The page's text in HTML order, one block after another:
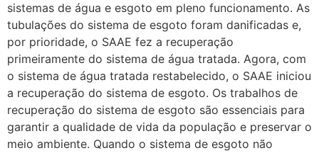
sistemas de água e esgoto em pleno funcionamento. As
tubulações do sistema de esgoto foram danificadas e,
por prioridade, o SAAE fez a recuperação
primeiramente do sistema de água tratada. Agora, com
o sistema de água tratada restabelecido, o SAAE iniciou
a recuperação do sistema de esgoto. Os trabalhos de
recuperação do sistema de esgoto são essenciais para
garantir a qualidade de vida da população e preservar o
meio ambiente. Quando o sistema de esgoto não